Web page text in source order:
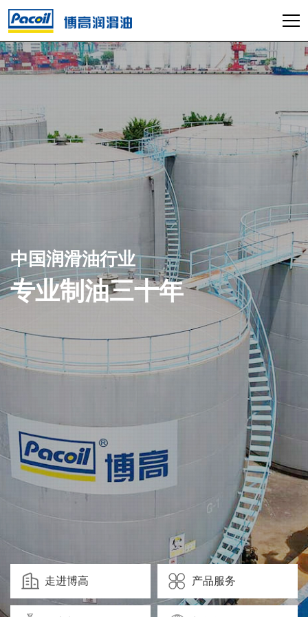
中国润滑油行业
专业制油三十年
中国润滑油行业
专业制油三十年
中国润滑油行业
专业制油三十年
走进博高 产品服务